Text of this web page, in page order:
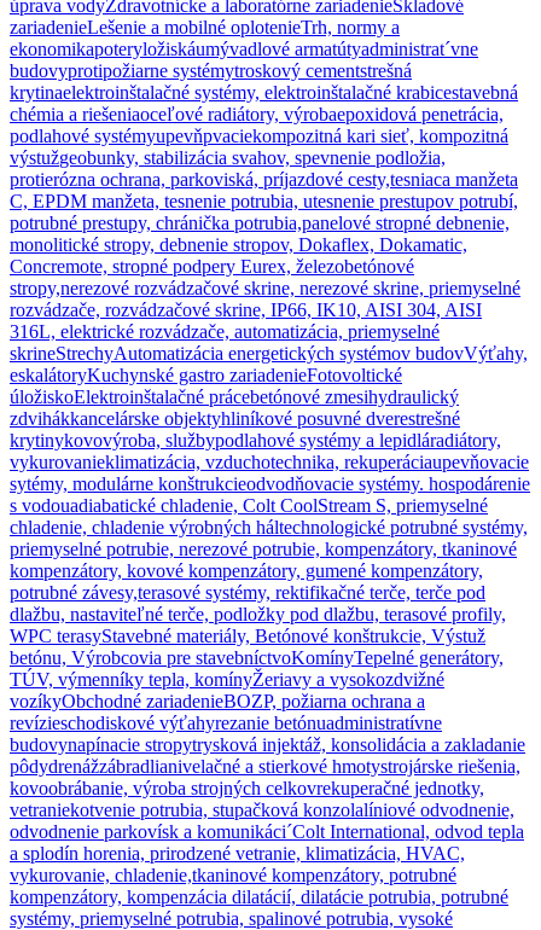
úprava vodyZdravotnícke a laboratórne zariadenieSkladové
zariadenieLešenie a mobilné oplotenieTrh, normy a
ekonomikapoteryložiskáumývadlové armatútyadministrat´vne
budovyprotipožiarne systémytroskový cementstrešná
krytinaelektroinštalačné systémy, elektroinštalačné krabicestavebná
chémia a riešeniaoceľové radiátory, výrobaepoxidová penetrácia,
podlahové systémyupevňpvaciekompozitná kari sieť, kompozitná
výstužgeobunky, stabilizácia svahov, spevnenie podložia,
protierózna ochrana, parkoviská, príjazdové cesty,tesniaca manžeta
C, EPDM manžeta, tesnenie potrubia, utesnenie prestupov potrubí,
potrubné prestupy, chránička potrubia,panelové stropné debnenie,
monolitické stropy, debnenie stropov, Dokaflex, Dokamatic,
Concremote, stropné podpery Eurex, železobetónové
stropy,nerezové rozvádzačové skrine, nerezové skrine, priemyselné
rozvádzače, rozvádzačové skrine, IP66, IK10, AISI 304, AISI
316L, elektrické rozvádzače, automatizácia, priemyselné
skrineStrechyAutomatizácia energetických systémov budovVýťahy,
eskalátoryKuchynské gastro zariadenieFotovoltické
úložiskoElektroinštalačné prácebetónové zmesihydraulický
zdvihákkancelárske objektyhliníkové posuvné dverestrešné
krytinykovovýroba, službypodlahové systémy a lepidláradiátory,
vykurovanieklimatizácia, vzduchotechnika, rekuperáciaupevňovacie
sytémy, modulárne konštrukcieodvodňovacie systémy. hospodárenie
s vodouadiabatické chladenie, Colt CoolStream S, priemyselné
chladenie, chladenie výrobných háltechnologické potrubné systémy,
priemyselné potrubie, nerezové potrubie, kompenzátory, tkaninové
kompenzátory, kovové kompenzátory, gumené kompenzátory,
potrubné závesy,terasové systémy, rektifikačné terče, terče pod
dlažbu, nastaviteľné terče, podložky pod dlažbu, terasové profily,
WPC terasyStavebné materiály, Betónové konštrukcie, Výstuž
betónu, Výrobcovia pre stavebníctvoKomínyTepelné generátory,
TÚV, výmenníky tepla, komínyŽeriavy a vysokozdvižné
vozíkyObchodné zariadenieBOZP, požiarna ochrana a
revízieschodiskové výťahyrezanie betónuadministratívne
budovynapínacie stropytrysková injektáž, konsolidácia a zakladanie
pôdydrenážzábradlianivelačné a stierkové hmotystrojárske riešenia,
kovoobrábanie, výroba strojných celkovrekuperačné jednotky,
vetraniekotvenie potrubia, stupačková konzolalíniové odvodnenie,
odvodnenie parkovísk a komunikáci´Colt International, odvod tepla
a splodín horenia, prirodzené vetranie, klimatizácia, HVAC,
vykurovanie, chladenie,tkaninové kompenzátory, potrubné
kompenzátory, kompenzácia dilatácií, dilatácie potrubia, potrubné
systémy, priemyselné potrubia, spalinové potrubia, vysoké